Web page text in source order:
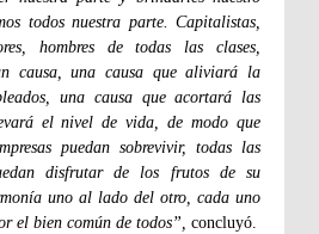
todos nuestra parte. Capitalistas,
hombres de todas las clases,
causa, una causa que aliviará la
una causa que acortará las
el nivel de vida, de modo que
puedan sobrevivir, todas las
disfrutar de los frutos de su
uno al lado del otro, cada uno
el bien común de todos”, concluyó.